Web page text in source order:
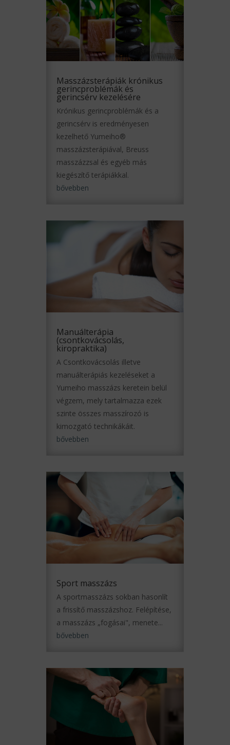
Masszázsterápiák krónikus
gerincproblémák és
gerincsérv kezelésére
Krónikus gerincproblémák és a
gerincsérv is eredményesen
kezelhető Yumeiho®
masszázsterápiával, Breuss
masszázzsal és egyéb más
kiegészítő terápiákkal.
bővebben
Manuálterápia
(csontkovácsolás,
kiropraktika)
A Csontkovácsolás illetve
manuálterápiás kezeléseket a
Yumeiho masszázs keretein belül
végzem, mely tartalmazza ezek
szinte összes masszírozó is
kimozgató technikákáit.
bővebben
Sport masszázs
A sportmasszázs sokban hasonlít
a frissítő masszázshoz. Felépítése,
a masszázs „fogásai", menete...
bővebben